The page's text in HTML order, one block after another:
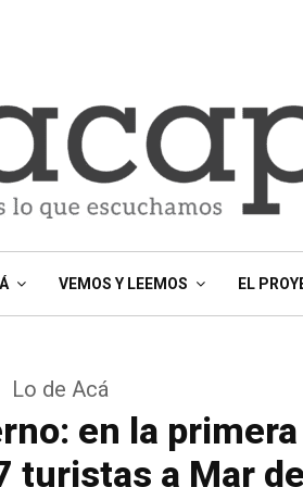
VEMOS Y LEEMOS EL
Lo de Acá
en la
turistas a Mar